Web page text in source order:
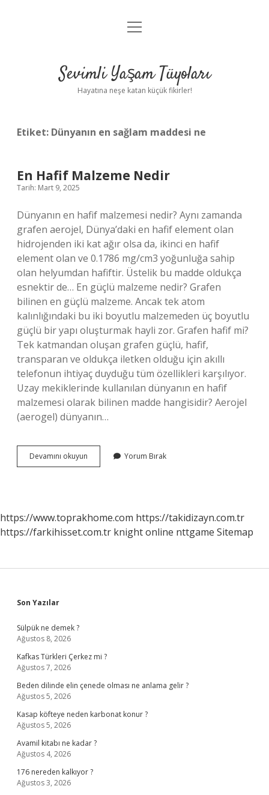
Anasayfa
Yasal Uyarı
menüyü
Sevimli Yaşam Tüyoları
Hayatına neşe katan küçük fikirler!
Etiket: Dünyanın en sağlam maddesi ne
En Hafif Malzeme Nedir
Tarih: Mart 9, 2025
Dünyanın en hafif malzemesi nedir? Aynı zamanda
grafen aerojel, Dünya’daki en hafif element olan
hidrojenden iki kat ağır olsa da, ikinci en hafif
element olan ve 0.1786 mg/cm3 yoğunluğa sahip
olan helyumdan hafiftir. Üstelik bu madde oldukça
esnektir de… En güçlü malzeme nedir? Grafen
bilinen en güçlü malzeme. Ancak tek atom
kalınlığındaki bu iki boyutlu malzemeden üç boyutlu
güçlü bir yapı oluşturmak hayli zor. Grafen hafif mi?
Tek katmandan oluşan grafen güçlü, hafif,
transparan ve oldukça iletken olduğu için akıllı
telefonun ihtiyaç duyduğu tüm özellikleri karşılıyor.
Uzay mekiklerinde kullanılan dünyanın en hafif
malzemesi olarak bilinen madde hangisidir? Aerojel
(aerogel) dünyanın…
Devamını okuyun
Hafif
Yorum Bırak
https://www.toprakhome.com https://takidizayn.com.tr
https://farkihisset.com.tr knight online nttgame Sitemap
Sidebar
Son Yazılar
Sülpük ne demek ?
Ağustos 8, 2026
Kafkas Türkleri Çerkez mi ?
Ağustos 7, 2026
Beden dilinde elin çenede olması ne anlama gelir ?
Ağustos 5, 2026
Kasap köfteye neden karbonat konur ?
Ağustos 5, 2026
Avamil kitabı ne kadar ?
Ağustos 4, 2026
176 nereden kalkıyor ?
Ağustos 3, 2026